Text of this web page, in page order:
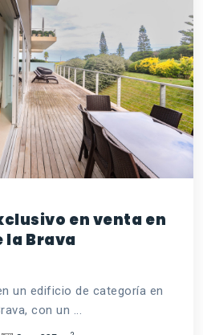
en venta en
la Brava
un edificio de categoría en
con un ...